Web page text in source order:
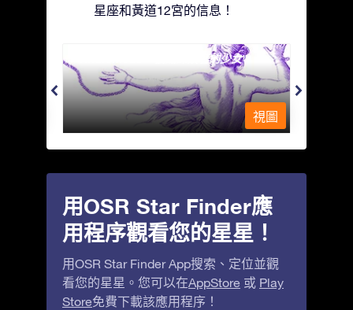
星座和黃道12宮的信息！
Andromeda - 被鐵鍊鎖著的少女
視圖
用OSR Star Finder應
用程序觀看您的星星！
用OSR Star Finder App搜索、定位並觀
看您的星星。您可以在AppStore 或 Play
Store免費下載該應用程序！